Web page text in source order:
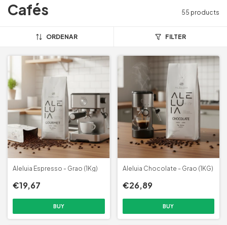
Cafés 55 products
ORDENAR FILTER
Aleluia Espresso - Grao (1Kg)
€19,67
Aleluia Chocolate - Grao (1KG)
€26,89